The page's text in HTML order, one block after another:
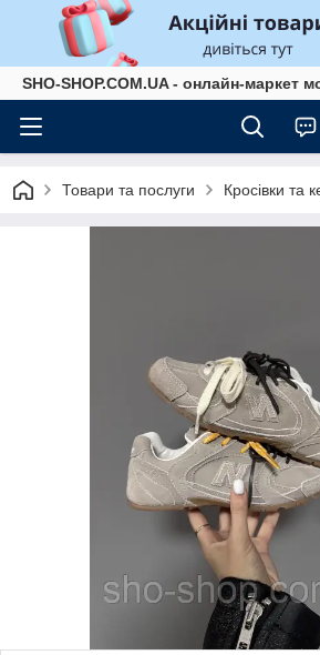
SHO-SHOP.COM.UA - онлайн-маркет
Товари та послуги Кросівки та